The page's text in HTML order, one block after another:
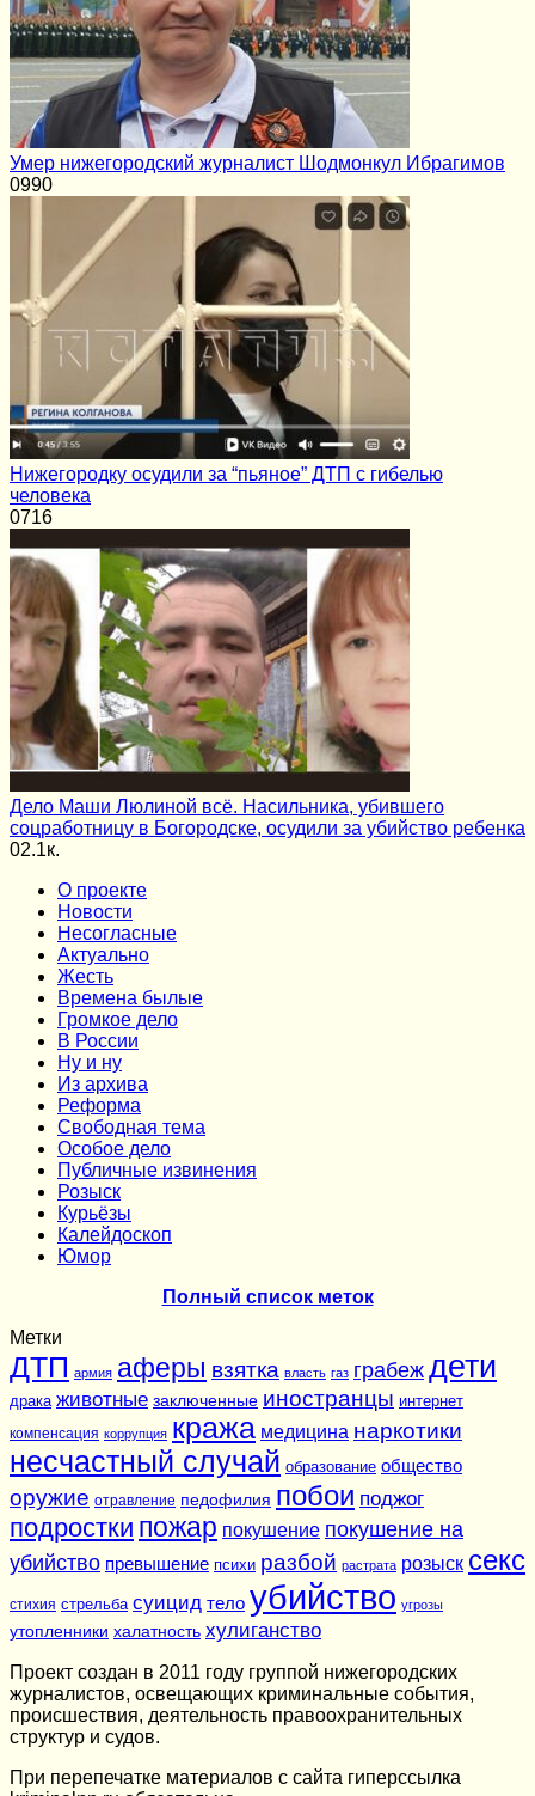
Умер нижегородский журналист Шодмонкул Ибрагимов
0990
Нижегородку осудили за “пьяное” ДТП с гибелью
человека
0716
Дело Маши Люлиной всё. Насильника, убившего
соцработницу в Богородске, осудили за убийство ребенка
02.1к.
О проекте
Новости
Несогласные
Актуально
Жесть
Времена былые
Громкое дело
В России
Ну и ну
Из архива
Реформа
Cвободная тема
Особое дело
Публичные извинения
Розыск
Курьёзы
Калейдоскоп
Юмор
Полный список меток
Метки
ДТП армия аферы взятка власть газ грабеж дети
драка животные заключенные иностранцы интернет
компенсация коррупция кража медицина наркотики
несчастный случай образование общество
оружие отравление педофилия побои поджог
подростки пожар покушение покушение на
убийство превышение психи разбой растрата розыск секс
стихия стрельба суицид тело убийство угрозы
утопленники халатность хулиганство
Проект создан в 2011 году группой нижегородских
журналистов, освещающих криминальные события,
происшествия, деятельность правоохранительных
структур и судов.
При перепечатке материалов c сайта гиперссылка